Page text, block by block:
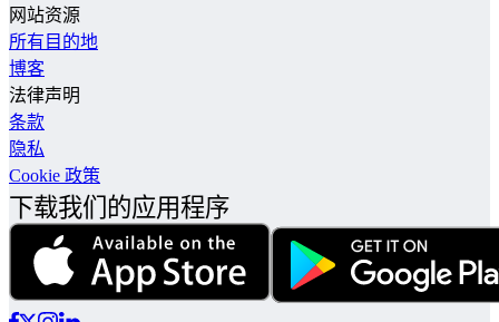
网站资源
所有目的地
博客
法律声明
条款
隐私
Cookie 政策
下载我们的应用程序